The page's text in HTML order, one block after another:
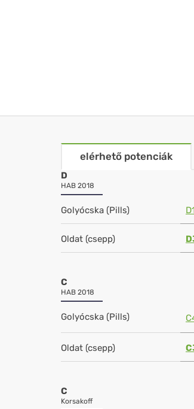
elérhető potenciák
D
HAB 2018
Golyócska (Pills)
Oldat (csepp)
C
HAB 2018
Golyócska (Pills)
Oldat (csepp)
C
Korsakoff